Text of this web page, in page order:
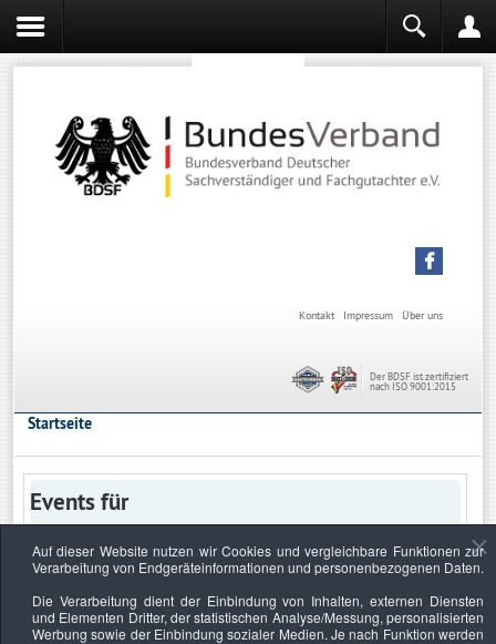
Über uns
Impressum
Kontakt
Der BDSF ist zertifiziert
nach ISO 9001:2015
Startseite
Events für
Keine Termine
Auf dieser Website nutzen wir Cookies und vergleichbare Funktionen zur
Verarbeitung von Endgeräteinformationen und personenbezogenen Daten.
Die Verarbeitung dient der Einbindung von Inhalten, externen Diensten
und Elementen Dritter, der statistischen Analyse/Messung, personalisierten
Werbung sowie der Einbindung sozialer Medien. Je nach Funktion werden